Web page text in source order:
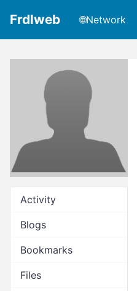
Frdlweb 🌐Network
Activity
Blogs
Bookmarks
Files